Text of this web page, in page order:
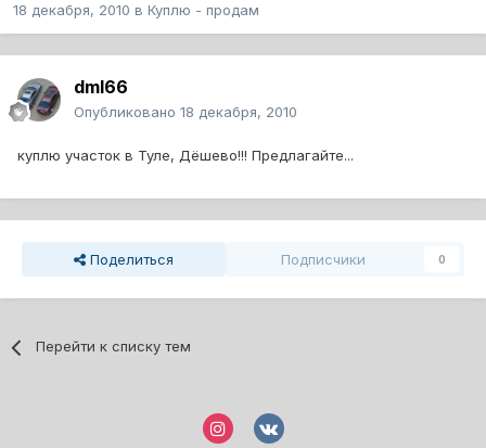
18 декабря, 2010 в Куплю - продам
dml66
Опубликовано 18 декабря, 2010
куплю участок в Туле, Дёшево!!! Предлагайте...
Поделиться Подписчики 0
Перейти к списку тем